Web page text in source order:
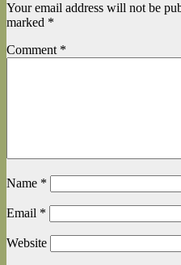
Your email address will not be
marked *
Comment *
Name *
Email *
Website